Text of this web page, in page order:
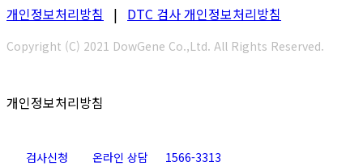
개인정보처리방침 | DTC 검사 개인정보처리방침
Copyright (C) 2021 DowGene Co.,Ltd. All Rights Reserved.
개인정보처리방침
검사신청 온라인 상담 1566-3313